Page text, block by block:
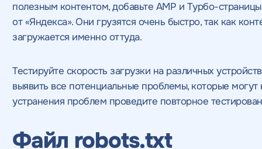
полезным контентом, добавьте AMP и Турбо-
от «Яндекса». Они грузятся очень быстро, так как
загружается именно оттуда.
Тестируйте скорость загрузки на различных
выявить все потенциальные проблемы, которые
устранения проблем проведите повторное
Файл robots.txt